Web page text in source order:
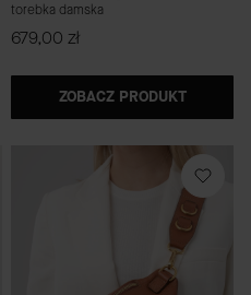
torebka damska
Cena
679,00 zł
ZOBACZ PRODUKT